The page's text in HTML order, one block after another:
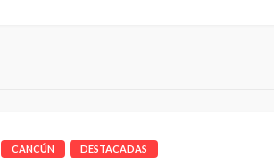
CANCÚN DESTACADAS